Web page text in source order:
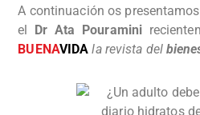
A continuación os
el Dr Ata Pouramini
BUENAVIDA la revista del